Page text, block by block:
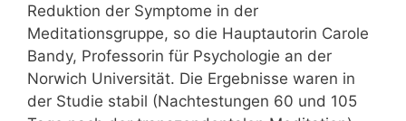
Reduktion der Symptome in der
Meditationsgruppe, so die Hauptautorin Carole
Bandy, Professorin für Psychologie an der
Norwich Universität. Die Ergebnisse waren in
der Studie stabil (Nachtestungen 60 und 105